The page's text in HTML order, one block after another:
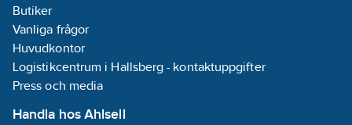
Butiker
Vanliga frågor
Huvudkontor
Logistikcentrum i Hallsberg - kontaktuppgifter
Press och media
Handla hos Ahlsell